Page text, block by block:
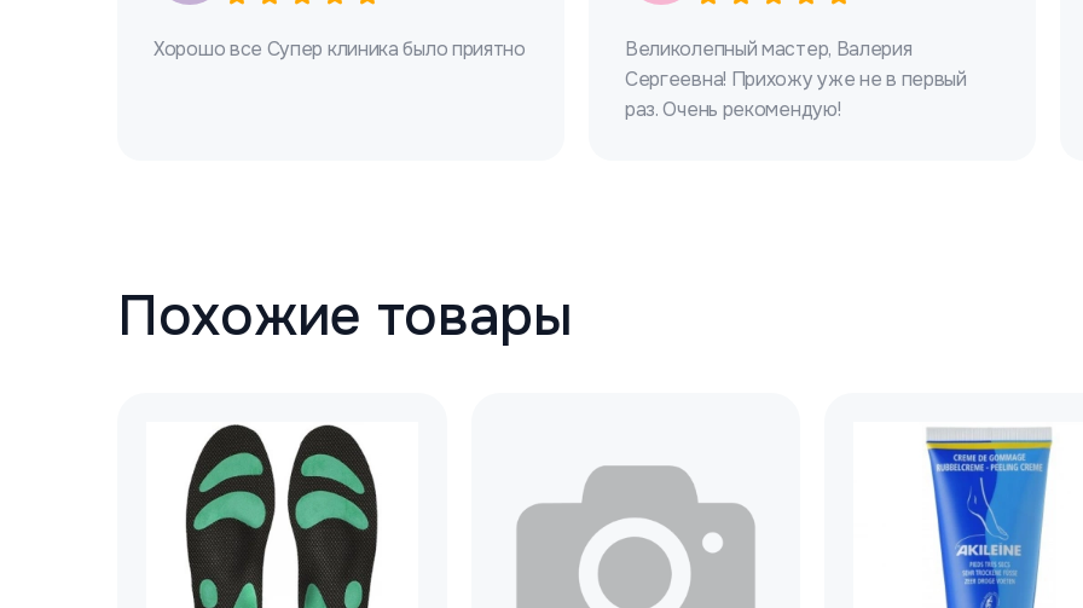
Хорошо все Супер клиника было приятно
Великолепный мастер, Валерия
Сергеевна! Прихожу уже не в первый
раз. Очень рекомендую!
Похожие товары